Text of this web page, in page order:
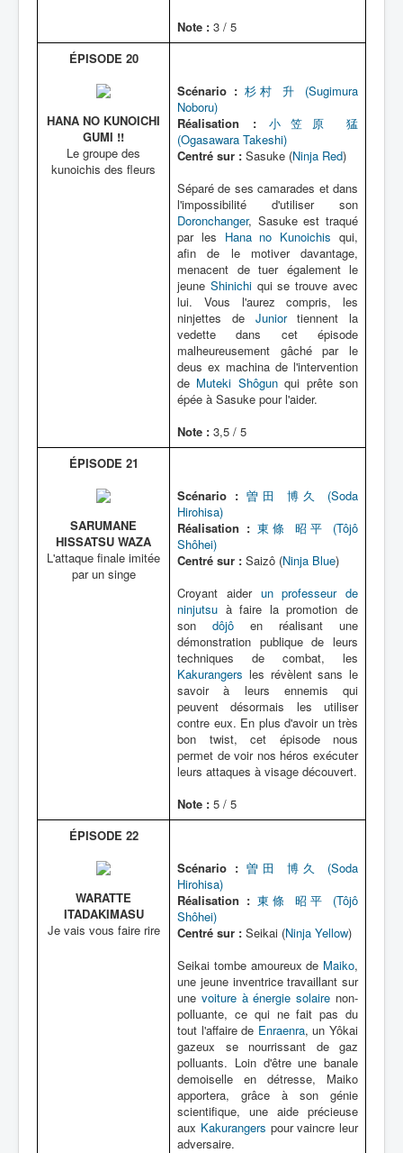
Note : 3 / 5
ÉPISODE 20
HANA NO KUNOICHI
GUMI !!
Le groupe des
kunoichis des fleurs
Scénario : 杉村 升 (Sugimura
Noboru)
Réalisation :
小笠原 猛
(Ogasawara Takeshi)
Centré sur : Sasuke (Ninja Red)
Séparé de ses camarades et dans
l'impossibilité d'utiliser son
Doronchanger, Sasuke est traqué
par les Hana no Kunoichis qui,
afin de le motiver davantage,
menacent de tuer également le
jeune Shinichiqui se trouve avec
lui. Vous l'aurez compris, les
ninjettes de Juniortiennent la
vedette dans cet épisode
malheureusement gâché par le
deus ex machina de l'intervention
de Muteki Shôgunqui prête son
épée à Sasuke pour l'aider.
Note : 3,5 / 5
ÉPISODE 21
SARUMANE
HISSATSU WAZA
L'attaque finale imitée
par un singe
Scénario : 曽田 博久 (Soda
Hirohisa)
Réalisation : 東條 昭平 (Tôjô
Shôhei)
Centré sur : Saizô (Ninja Blue)
Croyant aider un professeur de
ninjutsu à faire la promotion de
son dôjô en réalisant une
démonstration publique de leurs
techniques de combat, les
Kakurangers les révèlent sans le
savoir à leurs ennemis qui
peuvent désormais les utiliser
contre eux. En plus d'avoir un très
bon twist, cet épisode nous
permet de voir nos héros exécuter
leurs attaques à visage découvert.
Note : 5 / 5
ÉPISODE 22
WARATTE
ITADAKIMASU
Je vais vous faire rire
Scénario : 曽田 博久 (Soda
Hirohisa)
Réalisation : 東條 昭平 (Tôjô
Shôhei)
Centré sur : Seikai (Ninja Yellow)
Seikai tombe amoureux de Maiko,
une jeune inventrice travaillant sur
une voiture à énergie solaire non-
polluante, ce qui ne fait pas du
tout l'affaire de Enraenra, un Yôkai
gazeux se nourrissant de gaz
polluants. Loin d'être une banale
demoiselle en détresse, Maiko
apportera, grâce à son génie
scientifique, une aide précieuse
aux Kakurangers pour vaincre leur
adversaire.